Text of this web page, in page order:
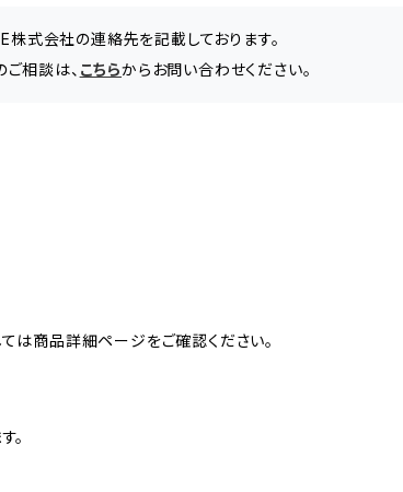
株式会社の連絡先を記載しております。
相談は、 こちらからお問い合わせください。
は商品詳細ページをご確認ください。
。